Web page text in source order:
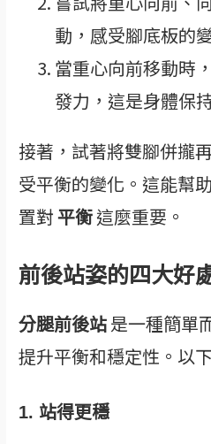
動，感受腳底板的
當重心向前移動時
發力，這是身體保
接著，試著將雙腳併攏
受平衡的變化。這能幫
置對平衡這麼重要。
前後站姿的四大好
分腿前後站是一種簡單
提升平衡和穩定性。以
1. 站得更穩